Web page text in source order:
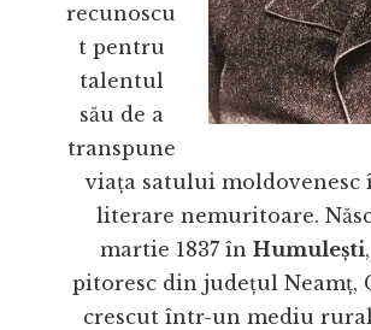
recunoscu
t pentru
talentul
său de a
transpune
viața satului moldovenesc
literare nemuritoare.
martie 1837 în Humulești
pitoresc din județul Neamț,
crescut într-un mediu